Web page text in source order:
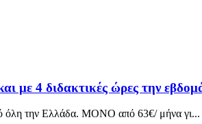
4 διδακτικές ώρες την
όλη την Ελλάδα. ΜΟΝΟ από 63€/ μήνα γι...